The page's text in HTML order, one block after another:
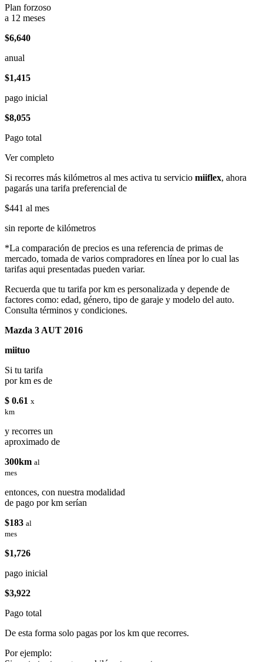
Plan forzoso
a 12 meses
$6,640
anual
$1,415
pago inicial
$8,055
Pago total
Ver completo
Si recorres más kilómetros al mes activa tu servicio miiflex, ahora
pagarás una tarifa preferencial de
$441 al mes
sin reporte de kilómetros
*La comparación de precios es una referencia de primas de
mercado, tomada de varios compradores en línea por lo cual las
tarifas aqui presentadas pueden variar.
Recuerda que tu tarifa por km es personalizada y depende de
factores como: edad, género, tipo de garaje y modelo del auto.
Consulta términos y condiciones.
Mazda 3 AUT 2016
miituo
Si tu tarifa
por km es de
$ 0.61 x
km
y recorres un
aproximado de
300km al
mes
entonces, con nuestra modalidad
de pago por km serían
$183 al
mes
$1,726
pago inicial
$3,922
Pago total
De esta forma solo pagas por los km que recorres.
Por ejemplo: